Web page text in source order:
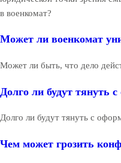
в военкомат?
Может ли военкомат
Может ли быть, что дело
Долго ли будут тянуть
Долго ли будут тянуть с
Чем может грозить